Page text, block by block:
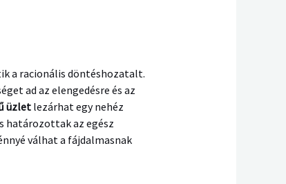
a racionális döntéshozatalt.
ad az elengedésre és az
üzletlezárhat egy nehéz
határozottak az egész
válhat a fájdalmasnak